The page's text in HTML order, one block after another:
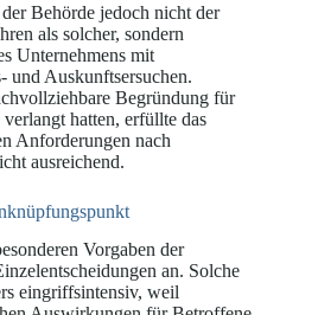
Behörde jedoch nicht der
als solcher, sondern
Unternehmens mit
und Auskunftsersuchen.
Begründung für
hatten, erfüllte das
Anforderungen nach
ausreichend.
Vorgaben der
an. Solche
eingriffsintensiv, weil